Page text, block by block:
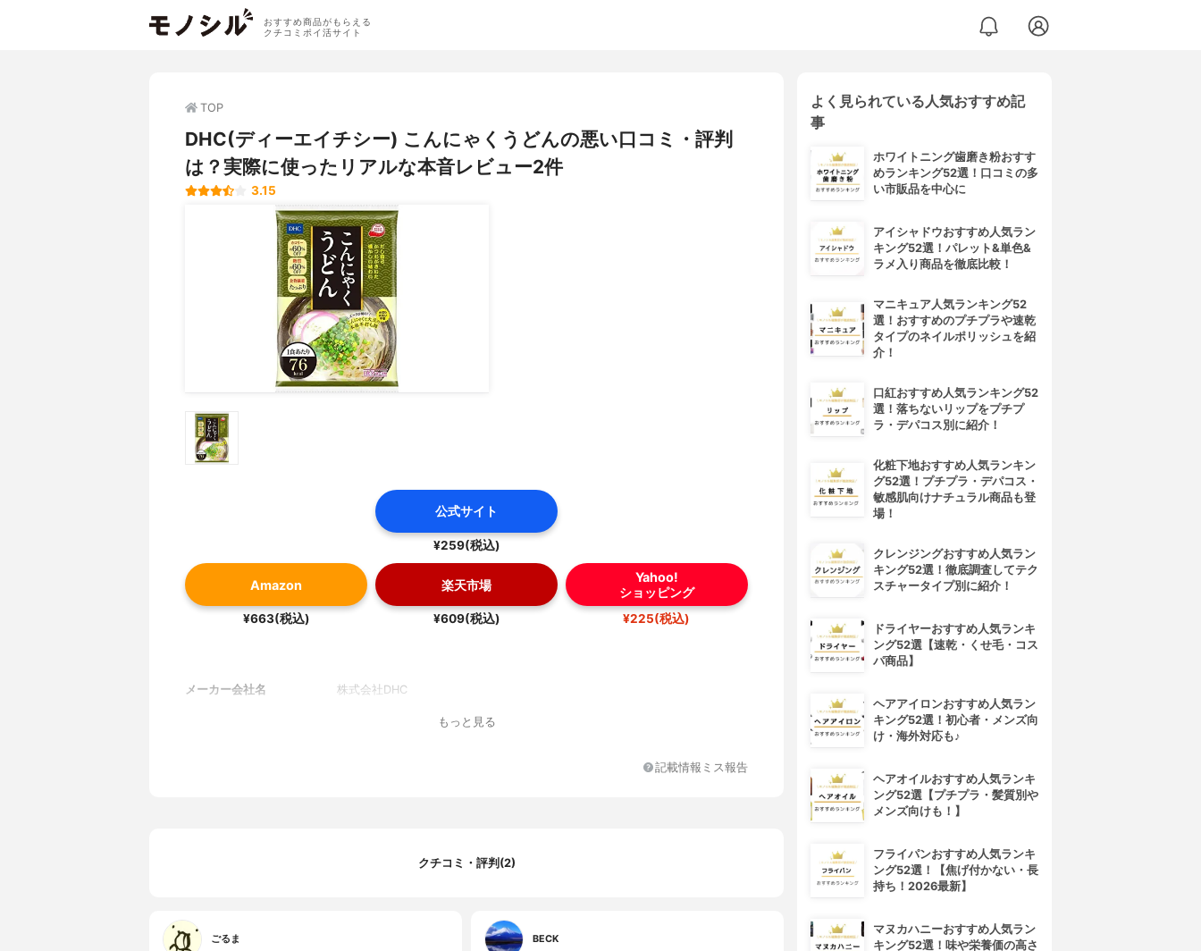
おすすめ商品がもらえる
クチコミポイ活サイト
TOP
DHC(ディーエイチシー) こんにゃくうどんの悪い口コミ・評判
は？実際に使ったリアルな本音レビュー2件
3.15
公式サイト
¥259(税込)
Amazon
¥663(税込)
楽天市場
¥609(税込)
Yahoo!
ショッピング
¥225(税込)
メーカー会社名 株式会社DHC
もっと見る
記載情報ミス報告
クチコミ・評判(2)
ごるま BECK
よく見られている人気おすすめ記
事
ホワイトニング歯磨き粉おすす
めランキング52選！口コミの多
い市販品を中心に
アイシャドウおすすめ人気ラン
キング52選！パレット&単色&
ラメ入り商品を徹底比較！
マニキュア人気ランキング52
選！おすすめのプチプラや速乾
タイプのネイルポリッシュを紹
介！
口紅おすすめ人気ランキング52
選！落ちないリップをプチプ
ラ・デパコス別に紹介！
化粧下地おすすめ人気ランキン
グ52選！プチプラ・デパコス・
敏感肌向けナチュラル商品も登
場！
クレンジングおすすめ人気ラン
キング52選！徹底調査してテク
スチャータイプ別に紹介！
ドライヤーおすすめ人気ランキ
ング52選【速乾・くせ毛・コス
パ商品】
ヘアアイロンおすすめ人気ラン
キング52選！初心者・メンズ向
け・海外対応も♪
ヘアオイルおすすめ人気ランキ
ング52選【プチプラ・髪質別や
メンズ向けも！】
フライパンおすすめ人気ランキ
ング52選！【焦げ付かない・長
持ち！2026最新】
マヌカハニーおすすめ人気ラン
キング52選！味や栄養価の高さ